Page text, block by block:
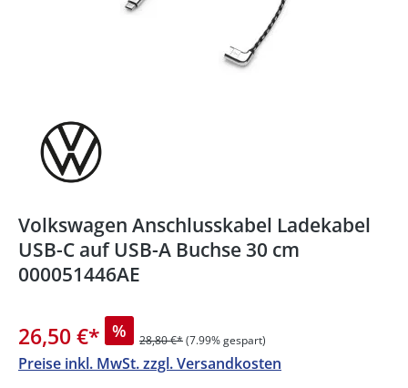
Volkswagen Anschlusskabel Ladekabel
USB-C auf USB-A Buchse 30 cm
000051446AE
26,50 €* % 28,80 €*(7.99% gespart)
Preise inkl. MwSt. zzgl. Versandkosten